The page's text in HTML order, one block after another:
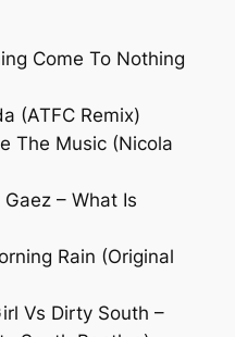
Come To Nothing
(ATFC Remix)
The Music (Nicola
– What Is
Rain (Original
Vs Dirty South –